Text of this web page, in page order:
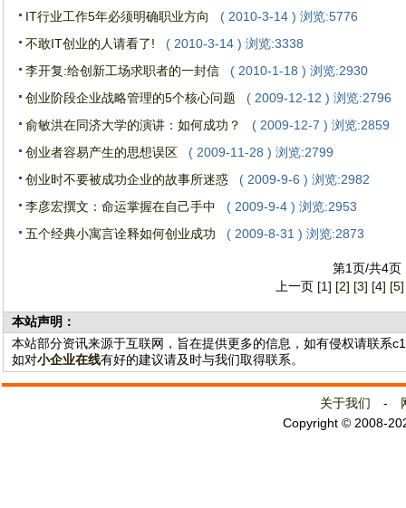
IT行业工作5年必须明确职业方向
( 2010-3-14 ) 浏览:5776
不敢IT创业的人请看了!
( 2010-3-14 ) 浏览:3338
李开复:给创新工场求职者的一封信
( 2010-1-18 ) 浏览:2930
创业阶段企业战略管理的5个核心问题
( 2009-12-12 ) 浏览:2796
俞敏洪在同济大学的演讲：如何成功？
( 2009-12-7 ) 浏览:2859
创业者容易产生的思想误区
( 2009-11-28 ) 浏览:2799
创业时不要被成功企业的故事所迷惑
( 2009-9-6 ) 浏览:2982
李彦宏撰文：命运掌握在自己手中
( 2009-9-4 ) 浏览:2953
五个经典小寓言诠释如何创业成功
( 2009-8-31 ) 浏览:2873
第1页/共4
上一页 [1] [2] [3] [4] [5]
本站声明：
本站部分资讯来源于互联网，旨在提供更多的信息，如有侵权请联系
如对小企业在线有好的建议请及时与我们取得联系。
关于我们 -
Copyright © 2008-